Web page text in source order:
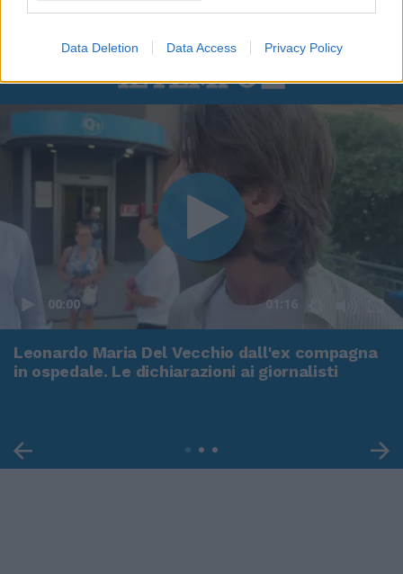
Data Deletion Data Access Privacy Policy
00:00 01:16
Leonardo Maria Del Vecchio dall'ex compagna
in ospedale. Le dichiarazioni ai giornalisti